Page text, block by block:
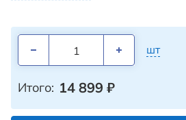
шт
Итого: 14 899 ₽